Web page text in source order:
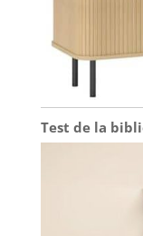
Test de la